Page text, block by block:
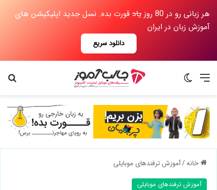
هر زبانی رو در 80 روز یاد قورت بده. نسل جدید اپلیکیشن های
آموزش زبان در ایران
دانلود سریع
منو
خانه/آموزش ترفندهای موبایلی
آموزش ترفندهای موبایلی